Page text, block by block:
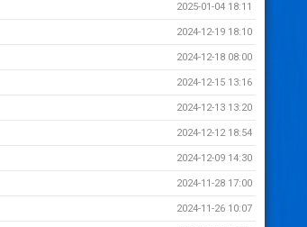
2025-01-04 18:11
2024-12-19 18:10
2024-12-18 08:00
2024-12-15 13:16
2024-12-13 13:20
2024-12-12 18:54
2024-12-09 14:30
2024-11-28 17:00
2024-11-26 10:07